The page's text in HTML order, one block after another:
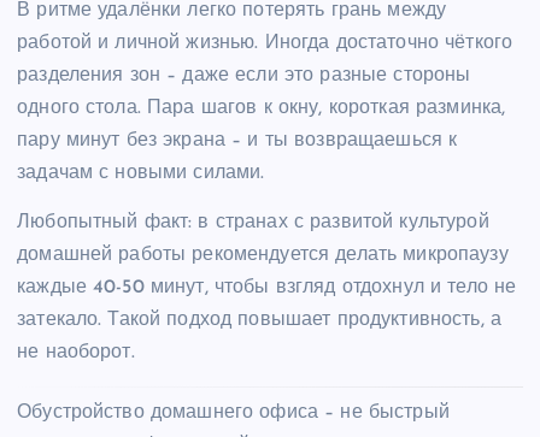
В ритме удалёнки легко потерять грань между
работой и личной жизнью. Иногда достаточно чёткого
разделения зон – даже если это разные стороны
одного стола. Пара шагов к окну, короткая разминка,
пару минут без экрана – и ты возвращаешься к
задачам с новыми силами.
Любопытный факт: в странах с развитой культурой
домашней работы рекомендуется делать микропаузу
каждые 40-50 минут, чтобы взгляд отдохнул и тело не
затекало. Такой подход повышает продуктивность, а
не наоборот.
Обустройство домашнего офиса – не быстрый